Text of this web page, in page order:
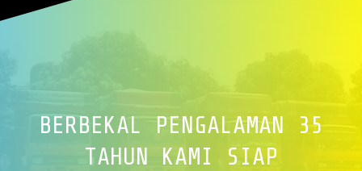
BERBEKAL PENGALAMAN 35
TAHUN KAMI SIAP